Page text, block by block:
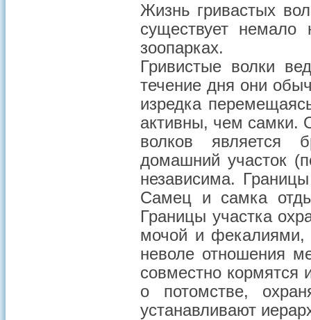
Жизнь гривастых
существует
зоопарках.
Гривистые волки
течение дня они
изредка
активны, чем самки.
волков является
домашний участок
независима.
Самец и самка
Границы участка
мочой и фекалиями,
неволе отношения
совместно кормятся
о потомстве,
устанавливают